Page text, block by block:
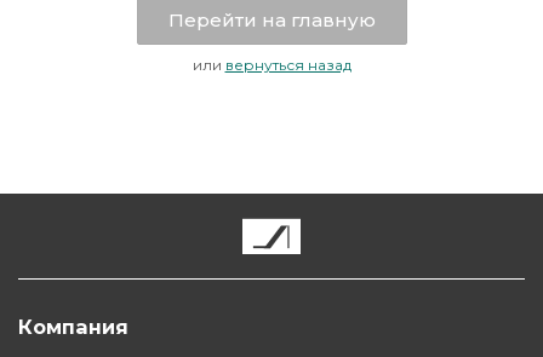
Перейти на главную
или вернуться назад
Компания